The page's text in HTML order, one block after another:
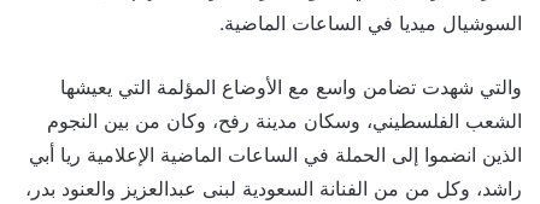
السوشيال ميديا في الساعات الماضية.
والتي شهدت تضامن واسع مع الأوضاع المؤلمة التي يعيشها
الشعب الفلسطيني، وسكان مدينة رفح، وكان من بين النجوم
الذين انضموا إلى الحملة في الساعات الماضية الإعلامية ريا أبي
راشد، وكل من من الفنانة السعودية لبنى عبدالعزيز والعنود بدر،